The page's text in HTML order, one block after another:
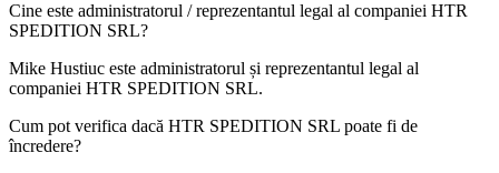
Cine este administratorul / reprezentantul legal al companiei HTR
SPEDITION SRL?
Mike Hustiuc este administratorul și reprezentantul legal al
companiei HTR SPEDITION SRL.
Cum pot verifica dacă HTR SPEDITION SRL poate fi de
încredere?